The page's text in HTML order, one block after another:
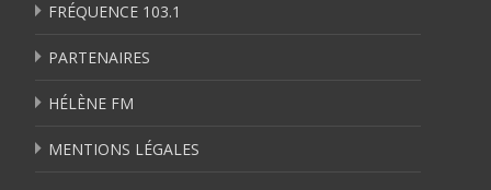
FRÉQUENCE 103.1
PARTENAIRES
HÉLÈNE FM
MENTIONS LÉGALES